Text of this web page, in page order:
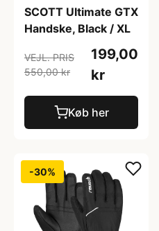
SCOTT Ultimate GTX
Handske, Black / XL
VEJL. PRIS
550,00 kr
199,00
kr
Køb her
-30%